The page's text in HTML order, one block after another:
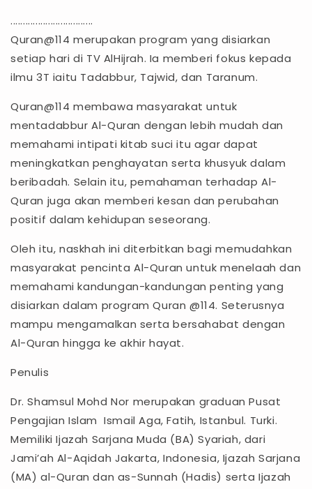
.................................
Quran@114 merupakan program yang disiarkan
setiap hari di TV AlHijrah. Ia memberi fokus kepada
ilmu 3T iaitu Tadabbur, Tajwid, dan Taranum.
Quran@114 membawa masyarakat untuk
mentadabbur Al-Quran dengan lebih mudah dan
memahami intipati kitab suci itu agar dapat
meningkatkan penghayatan serta khusyuk dalam
beribadah. Selain itu, pemahaman terhadap Al-
Quran juga akan memberi kesan dan perubahan
positif dalam kehidupan seseorang.
Oleh itu, naskhah ini diterbitkan bagi memudahkan
masyarakat pencinta Al-Quran untuk menelaah dan
memahami kandungan-kandungan penting yang
disiarkan dalam program Quran @114. Seterusnya
mampu mengamalkan serta bersahabat dengan
Al-Quran hingga ke akhir hayat.
Penulis
Dr. Shamsul Mohd Nor merupakan graduan Pusat
Pengajian Islam Ismail Aga, Fatih, Istanbul. Turki.
Memiliki Ijazah Sarjana Muda (BA) Syariah, dari
Jami’ah Al-Aqidah Jakarta, Indonesia, Ijazah Sarjana
(MA) al-Quran dan as-Sunnah (Hadis) serta Ijazah